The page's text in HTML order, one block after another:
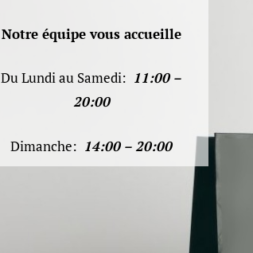
Notre équipe vous accueille
Du Lundi au Samedi: 11:00 –
20:00
Dimanche: 14:00 – 20:00